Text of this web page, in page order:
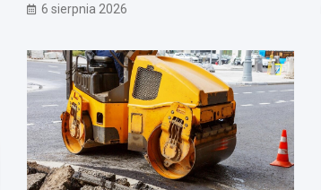
6 sierpnia 2026